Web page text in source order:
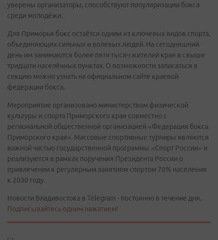
уверены организаторы, способствуют популяризации бокса
среди молодёжи.
Для Приморья бокс остаётся одним из ключевых видов спорта,
объединяющих сильных и волевых людей. На сегодняшний
день им занимаются более пяти тысяч жителей края в свыше
тридцати населённых пунктах. О возможности записаться в
секцию можно узнать на официальном сайте краевой
федерации бокса.
Мероприятие организовано министерством физической
культуры и спорта Приморского края совместно с
региональной общественной организацией «Федерация бокса
Приморского края». Массовые спортивные турниры являются
важной частью государственной программы «Спорт России» и
реализуются в рамках поручения Президента России о
привлечении к регулярным занятиям спортом 70% населения
к 2030 году.
Новости Владивостока в Telegram - постоянно в течение дня.
Подписывайтесь одним нажатием!